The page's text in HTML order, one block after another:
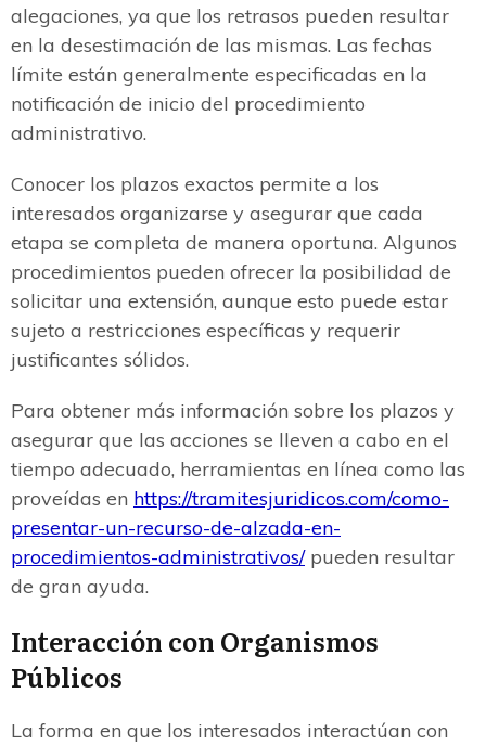
alegaciones, ya que los retrasos pueden resultar
en la desestimación de las mismas. Las fechas
límite están generalmente especificadas en la
notificación de inicio del procedimiento
administrativo.
Conocer los plazos exactos permite a los
interesados organizarse y asegurar que cada
etapa se completa de manera oportuna. Algunos
procedimientos pueden ofrecer la posibilidad de
solicitar una extensión, aunque esto puede estar
sujeto a restricciones específicas y requerir
justificantes sólidos.
Para obtener más información sobre los plazos y
asegurar que las acciones se lleven a cabo en el
tiempo adecuado, herramientas en línea como las
proveídas en https://tramitesjuridicos.com/como-
presentar-un-recurso-de-alzada-en-
procedimientos-administrativos/pueden resultar
de gran ayuda.
Interacción con Organismos
Públicos
La forma en que los interesados interactúan con